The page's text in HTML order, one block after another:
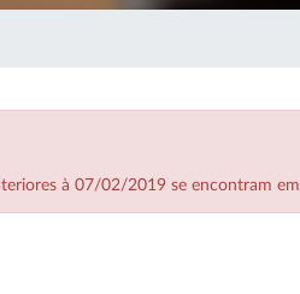
à 07/02/2019 se encontram em